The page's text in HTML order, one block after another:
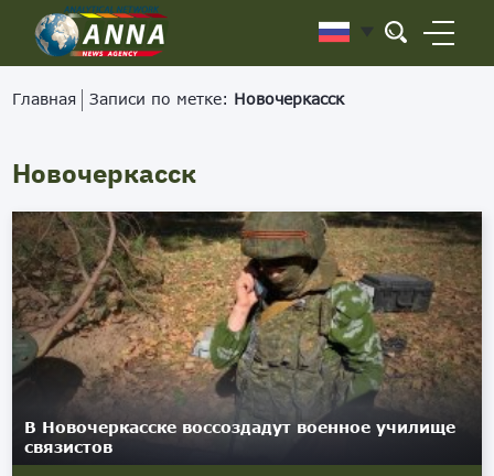
Главная Записи по метке: Новочеркасск
Новочеркасск
В Новочеркасске воссоздадут военное училище
связистов